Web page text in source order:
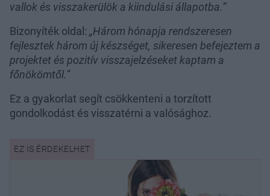
vallok és visszakerülök a kiindulási állapotba.”
Bizonyíték oldal: „Három hónapja rendszeresen
fejlesztek három új készséget, sikeresen befejeztem a
projektet és pozitív visszajelzéseket kaptam a
főnökömtől.”
Ez a gyakorlat segít csökkenteni a torzított
gondolkodást és visszatérni a valósághoz.